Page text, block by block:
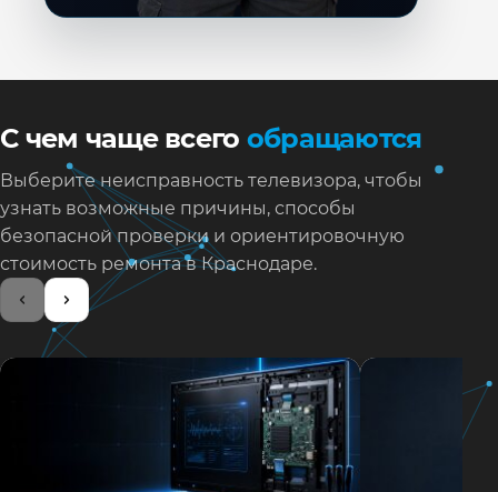
С чем чаще всего обращаются
Выберите неисправность телевизора, чтобы
узнать возможные причины, способы
безопасной проверки и ориентировочную
стоимость ремонта в Краснодаре.